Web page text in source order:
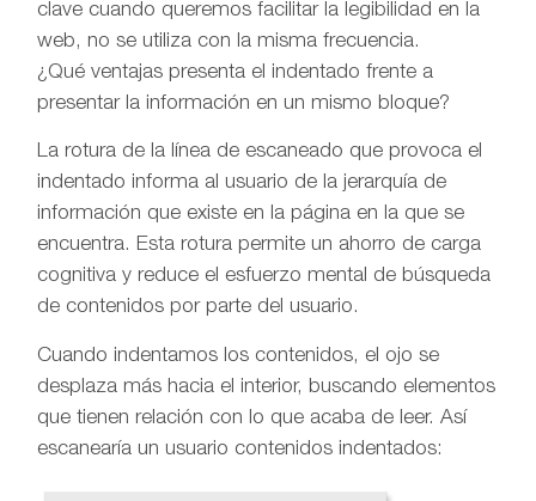
clave cuando queremos facilitar la legibilidad en la
web, no se utiliza con la misma frecuencia.
¿Qué ventajas presenta el indentado frente a
presentar la información en un mismo bloque?
La rotura de la línea de escaneado que provoca el
indentado informa al usuario de la jerarquía de
información que existe en la página en la que se
encuentra. Esta rotura permite un ahorro de carga
cognitiva y reduce el esfuerzo mental de búsqueda
de contenidos por parte del usuario.
Cuando indentamos los contenidos, el ojo se
desplaza más hacia el interior, buscando elementos
que tienen relación con lo que acaba de leer. Así
escanearía un usuario contenidos indentados: